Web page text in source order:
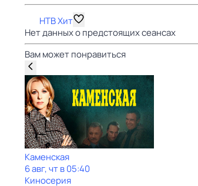
НТВ Хит
Нет данных о предстоящих сеансах
Вам может понравиться
Каменская
6 авг, чт в 05:40
Киносерия